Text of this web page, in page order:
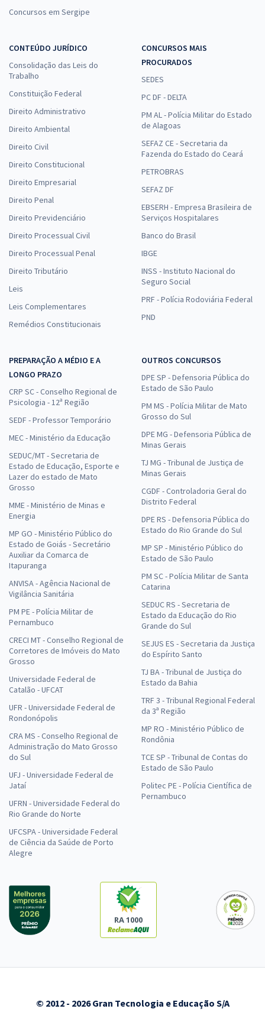
Concursos em Sergipe
CONTEÚDO JURÍDICO
Consolidação das Leis do
Trabalho
Constituição Federal
Direito Administrativo
Direito Ambiental
Direito Civil
Direito Constitucional
Direito Empresarial
Direito Penal
Direito Previdenciário
Direito Processual Civil
Direito Processual Penal
Direito Tributário
Leis
Leis Complementares
Remédios Constitucionais
CONCURSOS MAIS
PROCURADOS
SEDES
PC DF - DELTA
PM AL - Polícia Militar do Estado
de Alagoas
SEFAZ CE - Secretaria da
Fazenda do Estado do Ceará
PETROBRAS
SEFAZ DF
EBSERH - Empresa Brasileira de
Serviços Hospitalares
Banco do Brasil
IBGE
INSS - Instituto Nacional do
Seguro Social
PRF - Polícia Rodoviária Federal
PND
PREPARAÇÃO A MÉDIO E A
LONGO PRAZO
CRP SC - Conselho Regional de
Psicologia - 12ª Região
SEDF - Professor Temporário
MEC - Ministério da Educação
SEDUC/MT - Secretaria de
Estado de Educação, Esporte e
Lazer do estado de Mato
Grosso
MME - Ministério de Minas e
Energia
MP GO - Ministério Público do
Estado de Goiás - Secretário
Auxiliar da Comarca de
Itapuranga
ANVISA - Agência Nacional de
Vigilância Sanitária
PM PE - Polícia Militar de
Pernambuco
CRECI MT - Conselho Regional de
Corretores de Imóveis do Mato
Grosso
Universidade Federal de
Catalão - UFCAT
UFR - Universidade Federal de
Rondonópolis
CRA MS - Conselho Regional de
Administração do Mato Grosso
do Sul
UFJ - Universidade Federal de
Jataí
UFRN - Universidade Federal do
Rio Grande do Norte
UFCSPA - Universidade Federal
de Ciência da Saúde de Porto
Alegre
OUTROS CONCURSOS
DPE SP - Defensoria Pública do
Estado de São Paulo
PM MS - Polícia Militar de Mato
Grosso do Sul
DPE MG - Defensoria Pública de
Minas Gerais
TJ MG - Tribunal de Justiça de
Minas Gerais
CGDF - Controladoria Geral do
Distrito Federal
DPE RS - Defensoria Pública do
Estado do Rio Grande do Sul
MP SP - Ministério Público do
Estado de São Paulo
PM SC - Polícia Militar de Santa
Catarina
SEDUC RS - Secretaria de
Estado da Educação do Rio
Grande do Sul
SEJUS ES - Secretaria da Justiça
do Espírito Santo
TJ BA - Tribunal de Justiça do
Estado da Bahia
TRF 3 - Tribunal Regional Federal
da 3ª Região
MP RO - Ministério Público de
Rondônia
TCE SP - Tribunal de Contas do
Estado de São Paulo
Politec PE - Polícia Científica de
Pernambuco
RA 1000
© 2012 - 2026 Gran Tecnologia e Educação S/A